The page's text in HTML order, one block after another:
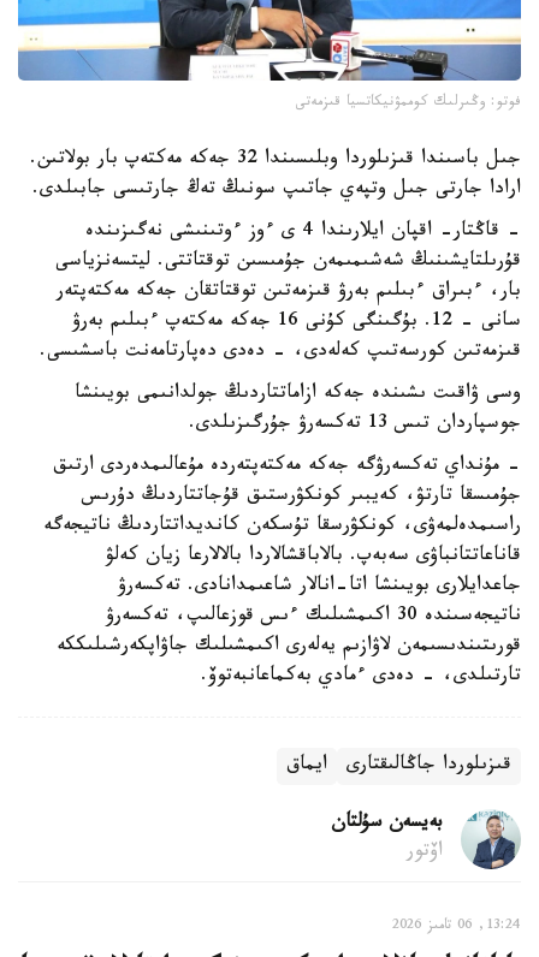
فوتو: وڭىرلىك كوممۋنيكاتسيا قىزمەتى
جىل باسىندا قىزىلوردا وبلىسىندا 32 جەكە مەكتەپ بار بولاتىن.
ارادا جارتى جىل وتپەي جاتىپ سونىڭ تەڭ جارتىسى جابىلدى.
- قاڭتار- اقپان ايلارىندا 4 ى ءوز ءوتىنىشى نەگىزىندە
قۇرىلتايشىنىڭ شەشىمىمەن جۇمىسىن توقتاتتى. ليتسەنزياسى
بار، ءبىراق ءبىلىم بەرۋ قىزمەتىن توقتاتقان جەكە مەكتەپتەر
سانى - 12. بۇگىنگى كۇنى 16 جەكە مەكتەپ ءبىلىم بەرۋ
قىزمەتىن كورسەتىپ كەلەدى، - دەدى دەپارتامەنت باسشىسى.
وسى ۋاقىت ىشىندە جەكە ازاماتتاردىڭ جولدانىمى بويىنشا
جوسپاردان تىس 13 تەكسەرۋ جۇرگىزىلدى.
- مۇنداي تەكسەرۋگە جەكە مەكتەپتەردە مۇعالىمدەردى ارتىق
جۇمىسقا تارتۋ، كەيبىر كونكۋرستىق قۇجاتتاردىڭ دۇرىس
راسىمدەلمەۋى، كونكۋرسقا تۇسكەن كانديداتتاردىڭ ناتيجەگە
قاناعاتتانباۋى سەبەپ. بالاباقشالاردا بالالارعا زيان كەلۋ
جاعدايلارى بويىنشا اتا-انالار شاعىمدانادى. تەكسەرۋ
ناتيجەسىندە 30 اكىمشىلىك ءىس قوزعالىپ، تەكسەرۋ
قورىتىندىسىمەن لاۋازىم يەلەرى اكىمشىلىك جاۋاپكەرشىلىككە
تارتىلدى، - دەدى ءمادي بەكماعانبەتوۆ.
قىزىلوردا جاڭالىقتارى ايماق
بەيسەن سۇلتان
اۆتور
13:24, 06 تامىز 2026